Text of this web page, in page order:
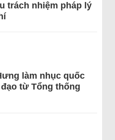
trách nhiệm pháp lý
làm nhục quốc
từ Tổng thống